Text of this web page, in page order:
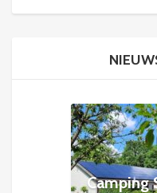
Camping